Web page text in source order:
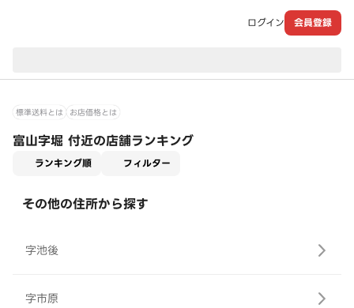
ログイン 会員登録
標準送料とは お店価格とは
富山字堀 付近の店舗ランキング
ランキング順 フィルター
その他の住所から探す
字池後
字市原